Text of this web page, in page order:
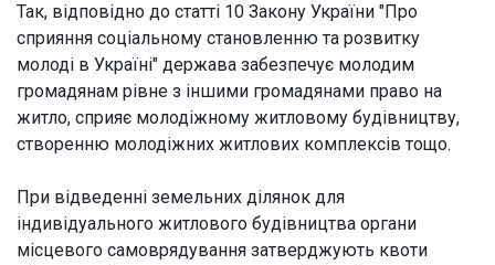
Так, відповідно до статті 10 Закону України "Про
сприяння соціальному становленню та розвитку
молоді в Україні" держава забезпечує молодим
громадянам рівне з іншими громадянами право на
житло, сприяє молодіжному житловому будівництву,
створенню молодіжних житлових комплексів тощо.
При відведенні земельних ділянок для
індивідуального житлового будівництва органи
місцевого самоврядування затверджують квоти